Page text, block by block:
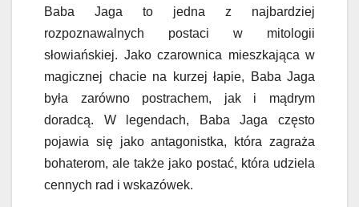
Baba Jaga to jedna z najbardziej
rozpoznawalnych postaci w mitologii
słowiańskiej. Jako czarownica mieszkająca w
magicznej chacie na kurzej łapie, Baba Jaga
była zarówno postrachem, jak i mądrym
doradcą. W legendach, Baba Jaga często
pojawia się jako antagonistka, która zagraża
bohaterom, ale także jako postać, która udziela
cennych rad i wskazówek.